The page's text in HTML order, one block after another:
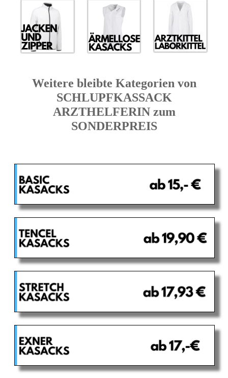
Weitere bleibte Kategorien von
SCHLUPFKASSACK
ARZTHELFERIN zum
SONDERPREIS